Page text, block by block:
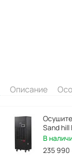
Описание
Sand hill
В
235 990